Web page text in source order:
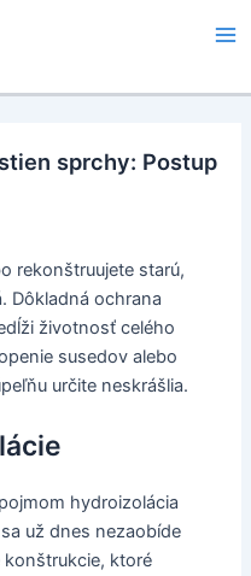
sprchy: Postup
rekonštruujete starú,
Dôkladná ochrana
životnosť celého
susedov alebo
určite neskrášlia.
hydroizolácia
už dnes nezaobíde
konštrukcie, ktoré